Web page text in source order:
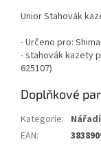
Unior Stahovák
- Určeno pro:
- stahovák kazety
625107)
Doplňkové
Kategorie: Nářadí
EAN: